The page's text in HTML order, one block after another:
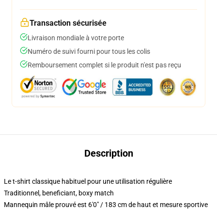
Transaction sécurisée
Livraison mondiale à votre porte
Numéro de suivi fourni pour tous les colis
Remboursement complet si le produit n'est pas reçu
Description
Le t-shirt classique habituel pour une utilisation régulière
Traditionnel, beneficiant, boxy match
Mannequin mâle prouvé est 6'0" / 183 cm de haut et mesure sportive